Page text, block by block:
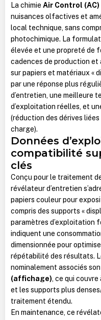
La chimie Air Control (AC)
nuisances olfactives et
local technique, sans
photochimique. La
élevée et une propreté de
cadences de production et
sur papiers et matériaux «
par une réponse plus
d’entretien, une meilleure
d’exploitation réelles, et
(réduction des dérives
charge).
Données
compatibilité
clés
Conçu pour le traitement
révélateur d’entretien
papiers couleur pour
compris des supports «
paramètres d’exploitation
indiquent une
dimensionnée pour
répétabilité des résultats.
nominalement associés
(affichage), ce qui
et les supports plus
traitement étendu.
En maintenance, ce